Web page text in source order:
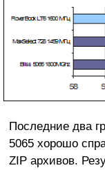
Последние два
5065 хорошо
ZIP архивов.